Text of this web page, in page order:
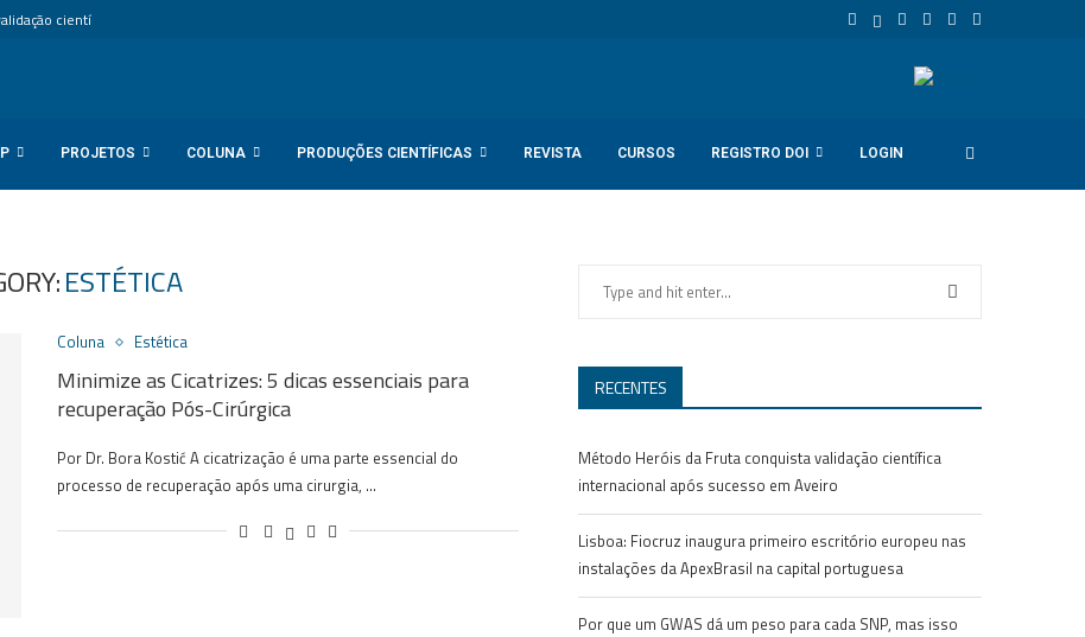
científica internacional...
PROJETOS COLUNA PRODUÇÕES CIENTÍFICAS REVISTA CURSOS REGISTRO DOI LOGIN
ESTÉTICA
Coluna Estética
Minimize as Cicatrizes: 5 dicas essenciais para
recuperação Pós-Cirúrgica
Por Dr. Bora Kostić A cicatrização é uma parte essencial do
processo de recuperação após uma cirurgia, …
RECENTES
Método Heróis da Fruta conquista validação científica
internacional após sucesso em Aveiro
Lisboa: Fiocruz inaugura primeiro escritório europeu nas
instalações da ApexBrasil na capital portuguesa
Por que um GWAS dá um peso para cada SNP, mas isso